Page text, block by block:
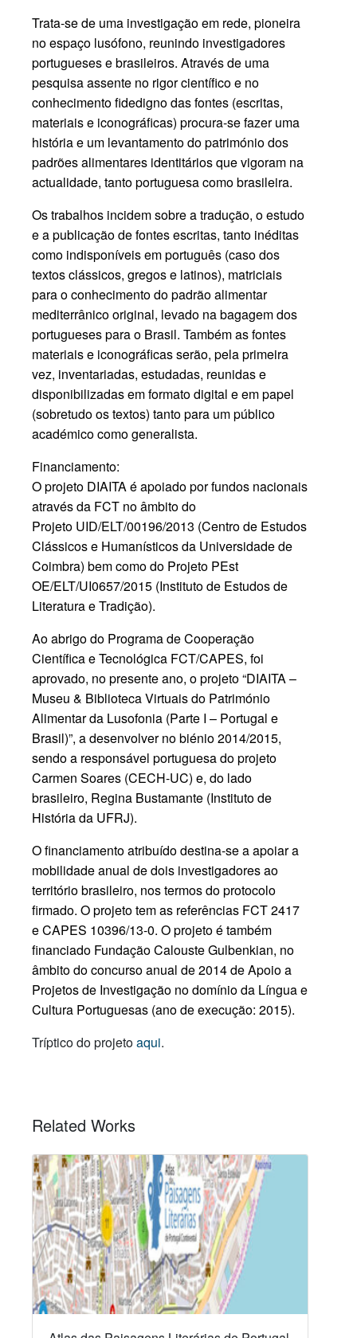
Trata-se de uma investigação em rede, pioneira
no espaço lusófono, reunindo investigadores
portugueses e brasileiros.Através de uma
pesquisa assente no rigor científico e no
conhecimento fidedigno das fontes (escritas,
materiais e iconográficas) procura-se fazer uma
história e um levantamento do património dos
padrões alimentares identitários que vigoram na
actualidade, tanto portuguesa como brasileira.
Os trabalhos incidem sobre a tradução, o estudo
e a publicação de fontes escritas, tanto inéditas
como indisponíveis em português (caso dos
textos clássicos, gregos e latinos), matriciais
para o conhecimento do padrão alimentar
mediterrânico original, levado na bagagem dos
portugueses para o Brasil.Também as fontes
materiais e iconográficas serão, pela primeira
vez, inventariadas, estudadas, reunidas e
disponibilizadas em formato digital e em papel
(sobretudo os textos) tanto para um público
académico como generalista.
Financiamento:
O projeto DIAITA é apoiado por fundos nacionais
através da FCT no âmbito do
Projeto UID/ELT/00196/2013 (Centro de Estudos
Clássicos e Humanísticos da Universidade de
Coimbra) bem como do Projeto PEst
OE/ELT/UI0657/2015 (Instituto de Estudos de
Literatura e Tradição).
Ao abrigo do Programa de Cooperação
Científica e Tecnológica FCT/CAPES, foi
aprovado, no presente ano, o projeto “DIAITA –
Museu & Biblioteca Virtuais do Património
Alimentar da Lusofonia (Parte I – Portugal e
Brasil)”, a desenvolver no biénio 2014/2015,
sendo a responsável portuguesa do projeto
Carmen Soares (CECH-UC) e, do lado
brasileiro, Regina Bustamante (Instituto de
História da UFRJ).
O financiamento atribuído destina-se a apoiar a
mobilidade anual de dois investigadores ao
território brasileiro, nos termos do protocolo
firmado.O projeto tem as referências FCT 2417
e CAPES 10396/13-0.O projeto é também
financiado Fundação Calouste Gulbenkian, no
âmbito do concurso anual de 2014 de Apoio a
Projetos de Investigação no domínio da Língua e
Cultura Portuguesas (ano de execução: 2015).
Tríptico do projetoaqui.
Related Works